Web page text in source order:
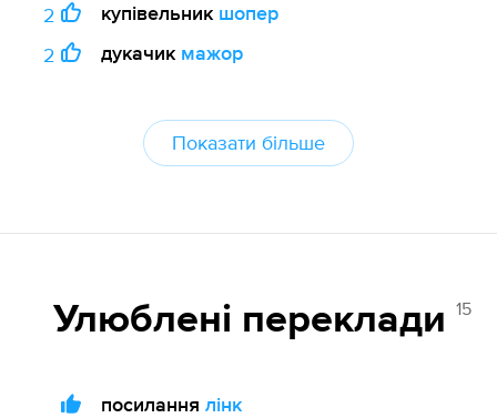
2
купівельник шопер
2
дукачик мажор
Показати більше
Улюблені переклади 15
посилання лінк